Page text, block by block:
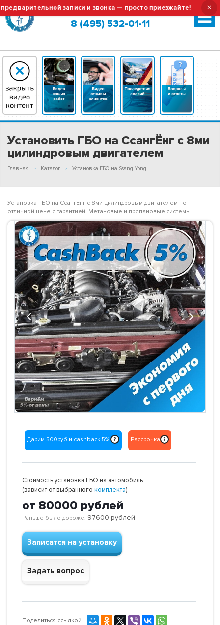
записи и звонка — просто приезжайте! ×
Москва (сменить город?)
8 (495) 532-01-11
Установить ГБО на СсангЁнг с 8ми
цилиндровым двигателем
Главная Каталог Установка ГБО на Ssang Yong.
Установка ГБО на СсангЁнг с 8ми цилиндровым двигателем по
отличной цене с гарантией! Метановые и пропановые системы
Previous Next
Дарим 500руб и cashback 5% ? Рассрочка ?
Стоимость установки ГБО на автомобиль:
(зависит от выбранного комплекта)
от 80000 рублей
Раньше было дороже: 97600рублей
Записатся на установку
Задать вопрос
Поделиться ссылкой: